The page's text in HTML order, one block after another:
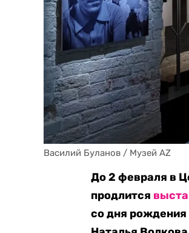
Василий Буланов / Музей AZ
До 2 февраля в
продлится
со дня